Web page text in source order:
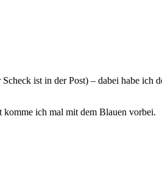
ist in der Post) – dabei habe
ich mal mit dem Blauen vorbei.